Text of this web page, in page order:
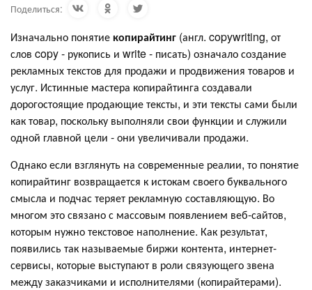
Поделиться:
Изначально понятие копирайтинг (англ. copywriting, от
слов copy - рукопись и write - писать) означало создание
рекламных текстов для продажи и продвижения товаров и
услуг. Истинные мастера копирайтинга создавали
дорогостоящие продающие тексты, и эти тексты сами были
как товар, поскольку выполняли свои функции и служили
одной главной цели - они увеличивали продажи.
Однако если взглянуть на современные реалии, то понятие
копирайтинг возвращается к истокам своего буквального
смысла и подчас теряет рекламную составляющую. Во
многом это связано с массовым появлением веб-сайтов,
которым нужно текстовое наполнение. Как результат,
появились так называемые биржи контента, интернет-
сервисы, которые выступают в роли связующего звена
между заказчиками и исполнителями (копирайтерами).